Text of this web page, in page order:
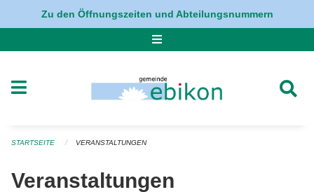
Navigation überspringen
Zu den Öffnungszeiten und Abteilungsnummern
STARTSEITE VERANSTALTUNGEN
Veranstaltungen